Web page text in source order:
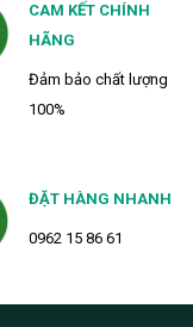
CAM KẾT CHÍNH
HÃNG
Đảm bảo chất lượng
100%
ĐẶT HÀNG NHANH
0962 15 86 61